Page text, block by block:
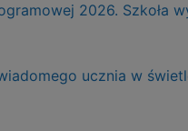
2026. Szkoła
ucznia w